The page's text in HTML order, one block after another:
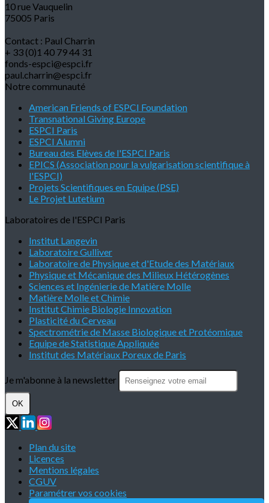
10 rue Vauquelin
75005 Paris
Contact : Paul Charrin
+ 33 (0)1 40 79 44 31
fonds-espci@espci.fr
paul.charrin@espci.fr
Notre communauté
American Friends of ESPCI Foundation
Transnational Giving Europe
ESPCI Paris
ESPCI Alumni
Bureau des Elèves de l'ESPCI Paris
EPICS (Association pour la vulgarisation scientifique à
l'ESPCI)
Projets Scientifiques en Equipe (PSE)
Le Projet Lutetium
Laboratoires de l'ESPCI Paris
Institut Langevin
Laboratoire Gulliver
Laboratoire de Physique et d'Etude des Matériaux
Physique et Mécanique des Milieux Hétérogènes
Sciences et Ingénierie de Matière Molle
Matière Molle et Chimie
Institut Chimie Biologie Innovation
Plasticité du Cerveau
Spectrométrie de Masse Biologique et Protéomique
Equipe de Statistique Appliquée
Institut des Matériaux Poreux de Paris
Je m'abonne à la newsletter
OK
Plan du site
Licences
Mentions légales
CGUV
Paramétrer vos cookies